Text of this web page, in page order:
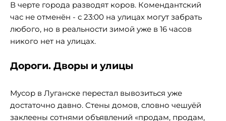
В черте города разводят коров. Комендантский
час не отменён - с 23:00 на улицах могут забрать
любого, но в реальности зимой уже в 16 часов
никого нет на улицах.
Дороги. Дворы и улицы
Мусор в Луганске перестал вывозиться уже
достаточно давно. Стены домов, словно чешуёй
заклеены сотнями объявлений «продам, продам,